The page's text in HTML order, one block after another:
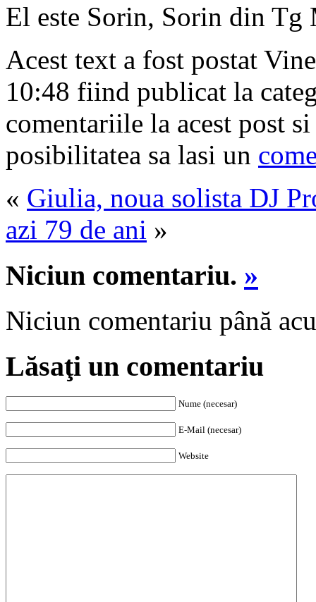
El este Sorin, Sorin din Tg
Acest text a fost postat
10:48 fiind publicat la
comentariile la acest post
posibilitatea sa lasi un
« Giulia, noua solista DJ
azi 79 de ani »
Niciun comentariu. »
Niciun comentariu până
Lăsaţi un comentariu
Nume (necesar)
E-Mail (necesar)
Website